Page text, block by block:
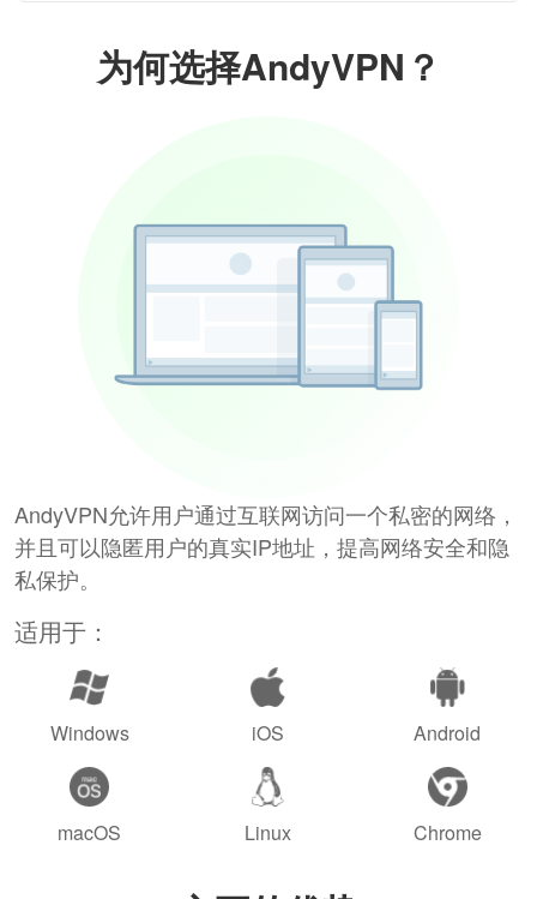
为何选择AndyVPN？
AndyVPN允许用户通过互联网访问一个私密的网络，
并且可以隐匿用户的真实IP地址，提高网络安全和隐
私保护。
适用于：
Windows iOS Android
macOS Linux Chrome